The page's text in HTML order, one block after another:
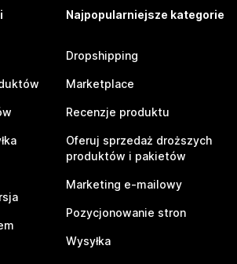
Najpopularniejsze kategorie
Dropshipping
Marketplace
Recenzje produktu
Oferuj sprzedaż droższych
produktów i pakietów
Marketing e-mailowy
Pozycjonowanie stron
Wysyłka